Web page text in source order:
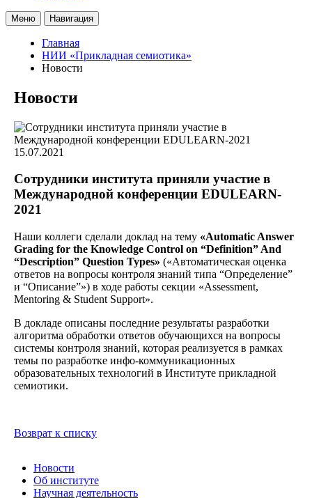
Меню Навигация
Главная
НИИ «Прикладная семиотика»
Новости
Новости
15.07.2021
Сотрудники института приняли участие в
Международной конференции EDULEARN-
2021
Наши коллеги сделали доклад на тему «Automatic Answer
Grading for the Knowledge Control on “Definition” And
“Description” Question Types» («Автоматическая оценка
ответов на вопросы контроля знаний типа “Определение”
и “Описание”») в ходе работы секции «Assessment,
Mentoring & Student Support».
В докладе описаны последние результаты разработки
алгоритма обработки ответов обучающихся на вопросы
системы контроля знаний, которая реализуется в рамках
темы по разработке инфо-коммуникационных
образовательных технологий в Институте прикладной
семиотики.
Возврат к списку
Новости
Об институте
Научная деятельность